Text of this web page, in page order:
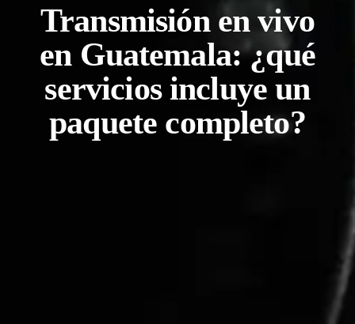
Transmisión en vivo
en Guatemala: ¿qué
servicios incluye un
paquete completo?